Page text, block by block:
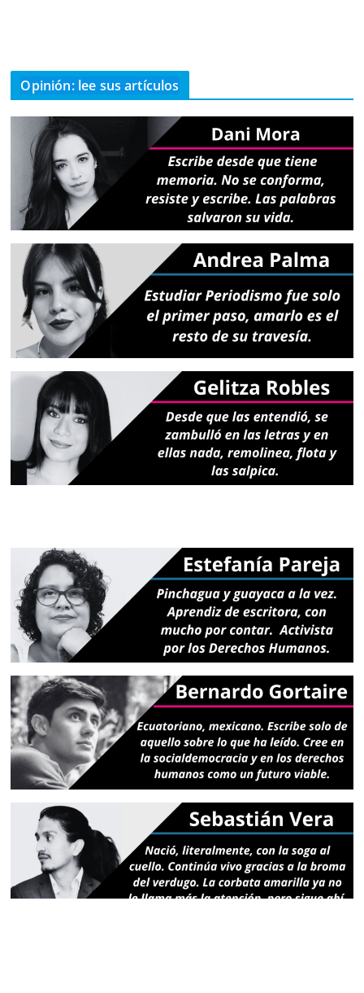
Opinión: lee sus artículos